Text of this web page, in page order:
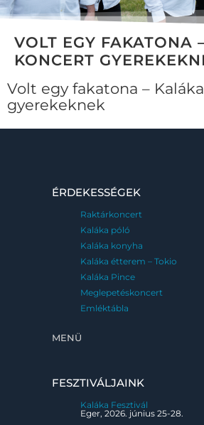
VOLT EGY FAKATONA
KONCERT
Volt egy fakatona –
gyerekeknek
ÉRDEKESSÉGEK
Raktárkoncert
Kaláka póló
Kaláka konyha
Kaláka étterem – Tokio
Kaláka Pince
Meglepetéskoncert
Emléktábla
MENÜ
FESZTIVÁLJAINK
Kaláka Fesztivál
Eger, 2026. június 25-28.